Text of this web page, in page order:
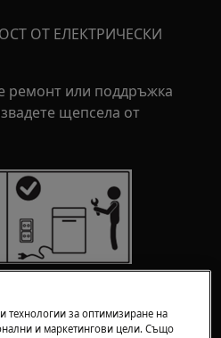
ОТ ЕЛЕКТРИЧЕСКИ
ремонт или поддръжка
щепсела от
технологии за оптимизиране на
и маркетингови цели. Също